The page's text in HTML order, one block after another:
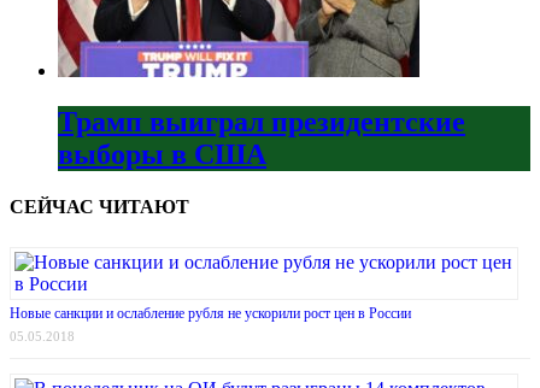
Трамп выиграл президентские
выборы в США
СЕЙЧАС ЧИТАЮТ
Новые санкции и ослабление рубля не ускорили рост цен в России
05.05.2018